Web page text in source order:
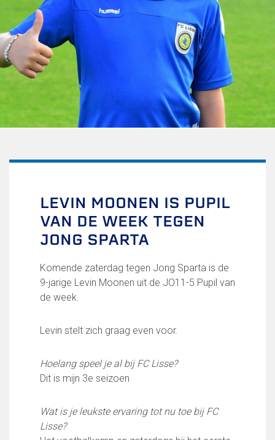
Lid worden van FC Lisse
Word vrijwilliger
De Club van 100
Uitschrijven
Over FC Lisse
Informatie voor de Pers
Onze historie
Fysiotherapie voor leden
Kledingplan
Merchandise
Contributie
Gevonden voorwerpen
Verenigingsdocumenten
Teams
FC Lisse 1
Heren- en jongensvoetbal
Vrouwen 1
7 tegen 7 Voetbal (35+)
Zaalvoetbal
LEVIN MOONEN IS PUPIL
VAN DE WEEK TEGEN
JONG SPARTA
Komende zaterdag tegen Jong Sparta is de
9-jarige Levin Moonen uit de JO11-5 Pupil van
de week.
Levin stelt zich graag even voor.
Hoelang speel je al bij FC Lisse?
Dit is mijn 3e seizoen
Wat is je leukste ervaring tot nu toe bij FC
Lisse?